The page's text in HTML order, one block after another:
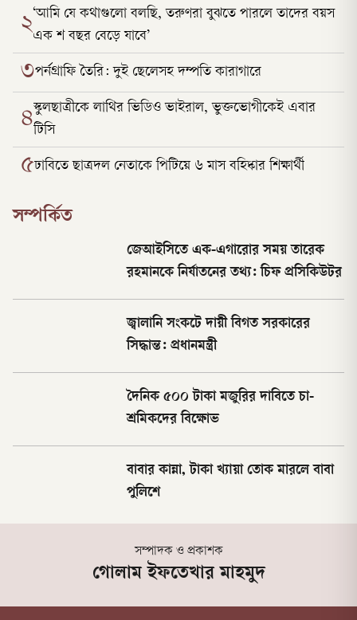
২‘আমি যে কথাগুলো বলছি, তরুণরা বুঝতে পারলে তাদের বয়স
এক শ বছর বেড়ে যাবে’
৩পর্নগ্রাফি তৈরি: দুই ছেলেসহ দম্পতি কারাগারে
৪স্কুলছাত্রীকে লাথির ভিডিও ভাইরাল, ভুক্তভোগীকেই এবার
টিসি
৫ঢাবিতে ছাত্রদল নেতাকে পিটিয়ে ৬ মাস বহিষ্কার শিক্ষার্থী
সম্পর্কিত
জেআইসিতে এক-এগারোর সময় তারেক
রহমানকে নির্যাতনের তথ্য: চিফ প্রসিকিউটর
জ্বালানি সংকটে দায়ী বিগত সরকারের
সিদ্ধান্ত: প্রধানমন্ত্রী
দৈনিক ৫০০ টাকা মজুরির দাবিতে চা-
শ্রমিকদের বিক্ষোভ
বাবার কান্না, টাকা খ্যায়া তোক মারলে বাবা
পুলিশে
সম্পাদক ও প্রকাশক
গোলাম ইফতেখার মাহমুদ